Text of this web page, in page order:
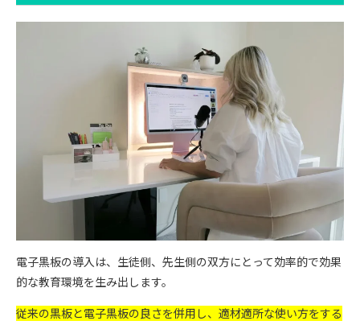
電子黒板の導入は、生徒側、先生側の双方にとって効率的で効果
的な教育環境を生み出します。
従来の黒板と電子黒板の良さを併用し、適材適所な使い方をする